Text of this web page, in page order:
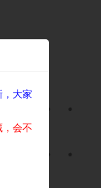
大家
会不